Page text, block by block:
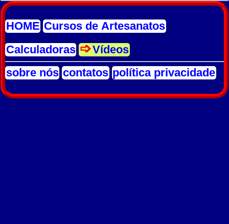
HOME Cursos de Artesanatos
Calculadoras
Vídeos
sobre nós contatos política privacidade